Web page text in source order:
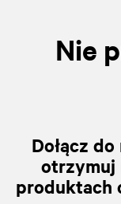
Nie
Dołącz
otrzymuj
produktach